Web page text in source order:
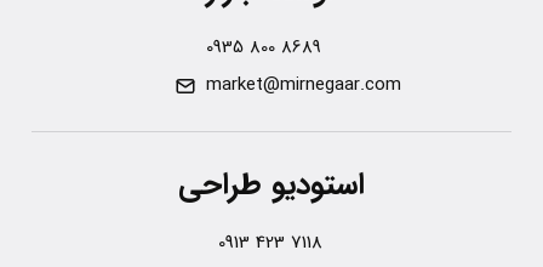
0935 800 8689
market@mirnegaar.com
استودیو طراحی
0913 423 7118